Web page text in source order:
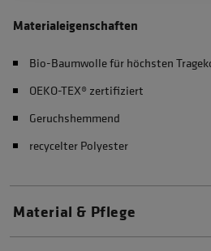
Materialeigenschaften
Bio-Baumwolle für höchsten
OEKO-TEX® zertifiziert
Geruchshemmend
recycelter Polyester
Material & Pflege